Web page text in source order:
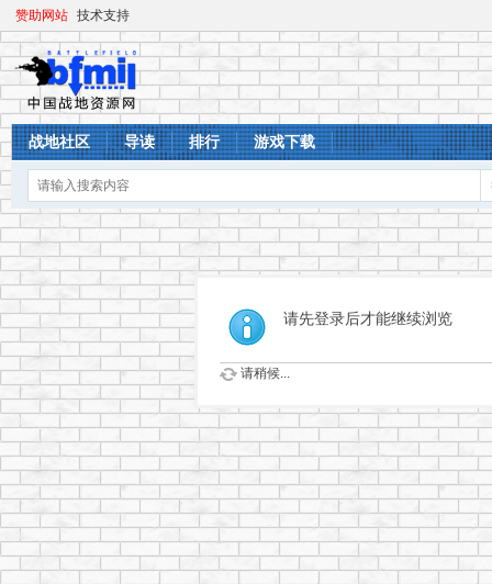
赞助网站 技术支持
战地社区 导读 排行 游戏下载
请先登录后才能继续浏览
请稍候...